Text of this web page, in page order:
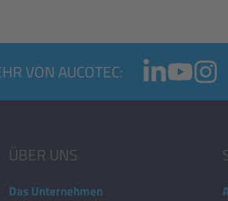
VON AUCOTEC:
ÜBER UNS
Das Unternehmen